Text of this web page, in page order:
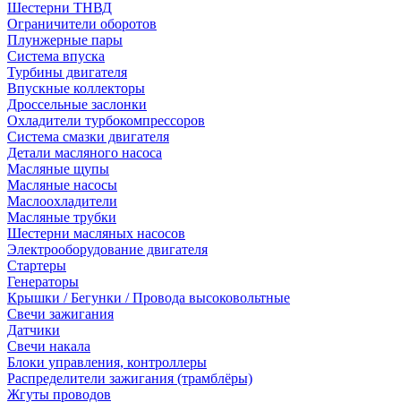
Шестерни ТНВД
Ограничители оборотов
Плунжерные пары
Система впуска
Турбины двигателя
Впускные коллекторы
Дроссельные заслонки
Охладители турбокомпрессоров
Система смазки двигателя
Детали масляного насоса
Масляные щупы
Масляные насосы
Маслоохладители
Масляные трубки
Шестерни масляных насосов
Электрооборудование двигателя
Стартеры
Генераторы
Крышки / Бегунки / Провода высоковольтные
Свечи зажигания
Датчики
Свечи накала
Блоки управления, контроллеры
Распределители зажигания (трамблёры)
Жгуты проводов